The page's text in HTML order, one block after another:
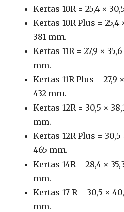
Kertas 10R = 25,4 ×
Kertas 10R Plus = 25,4
381 mm.
Kertas 11R = 27,9 ×
mm.
Kertas 11R Plus = 27,9
432 mm.
Kertas 12R = 30,5 ×
mm.
Kertas 12R Plus =
465 mm.
Kertas 14R = 28,4 ×
mm.
Kertas 17 R = 30,5 ×
mm.